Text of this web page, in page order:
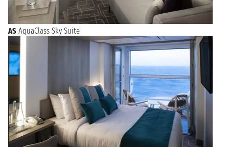
AS AquaClass Sky Suite